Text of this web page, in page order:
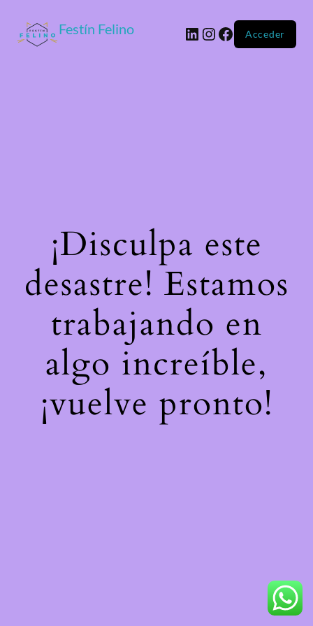
Festín Felino Acceder
¡Disculpa este
desastre! Estamos
trabajando en
algo increíble,
¡vuelve pronto!